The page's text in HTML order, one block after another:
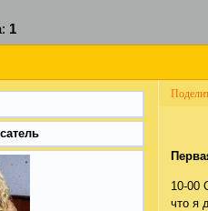
1
10-00
что я